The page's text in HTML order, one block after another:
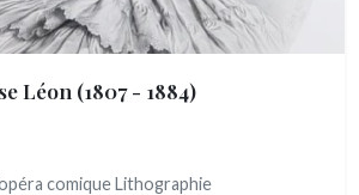
Léon (1807 - 1884)
comique Lithographie